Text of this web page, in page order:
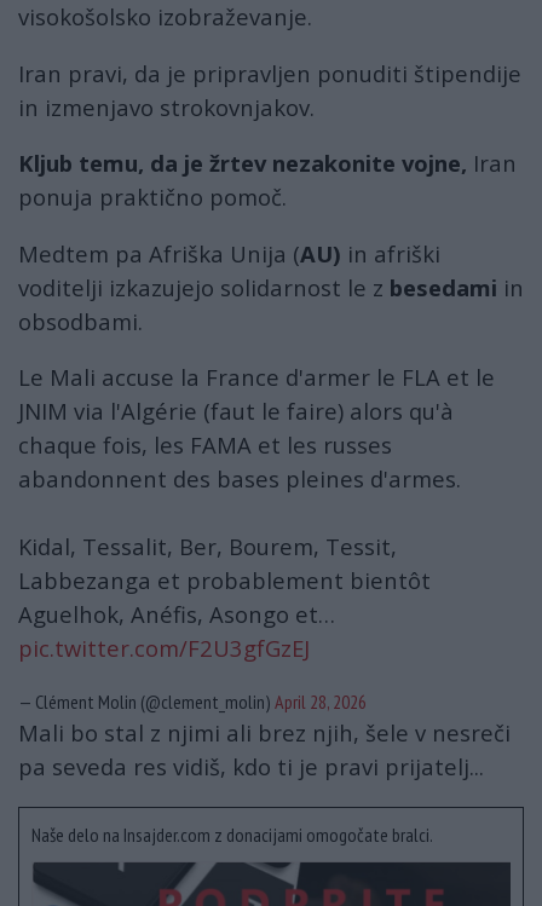
visokošolsko izobraževanje.
Iran pravi, da je pripravljen ponuditi štipendije
in izmenjavo strokovnjakov.
Kljub temu, da je žrtev nezakonite vojne, Iran
ponuja praktično pomoč.
Medtem pa Afriška Unija (AU) in afriški
voditelji izkazujejo solidarnost le z besedami in
obsodbami.
Le Mali accuse la France d'armer le FLA et le
JNIM via l'Algérie (faut le faire) alors qu'à
chaque fois, les FAMA et les russes
abandonnent des bases pleines d'armes.
Kidal, Tessalit, Ber, Bourem, Tessit,
Labbezanga et probablement bientôt
Aguelhok, Anéfis, Asongo et…
pic.twitter.com/F2U3gfGzEJ
— Clément Molin (@clement_molin) April 28, 2026
Mali bo stal z njimi ali brez njih, šele v nesreči
pa seveda res vidiš, kdo ti je pravi prijatelj...
Naše delo na Insajder.com z donacijami omogočate bralci.